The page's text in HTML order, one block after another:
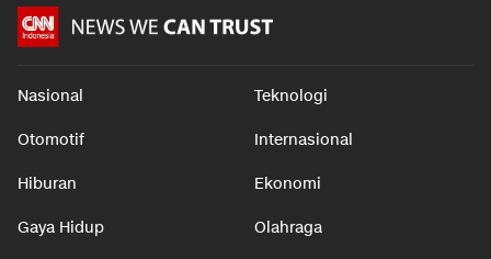
Nasional Teknologi
Otomotif Internasional
Hiburan Ekonomi
Gaya Hidup Olahraga